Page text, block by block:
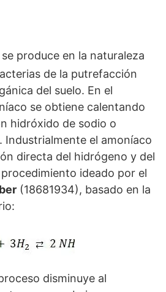
se produce en la naturaleza
de la putrefacción
del suelo. En el
se obtiene calentando
hidróxido de sodio o
Industrialmente el amoníaco
directa del hidrógeno y del
ideado por el
(18681934), basado en la
disminuye al